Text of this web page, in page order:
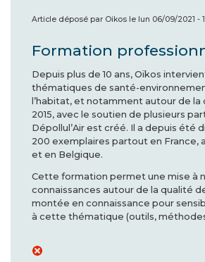
Article déposé par Oikos le lun 06/09/2021 -
Formation
Depuis plus de 10 ans, Oïkos
thématiques de santé-
l’habitat, et notamment autour de la
2015, avec le soutien de plusieurs
Dépollul’Air est créé. Il a depuis été
200 exemplaires partout en France,
et en Belgique.
Cette formation permet une mise à
connaissances autour de la qualité
montée en connaissance pour
à cette thématique (outils,